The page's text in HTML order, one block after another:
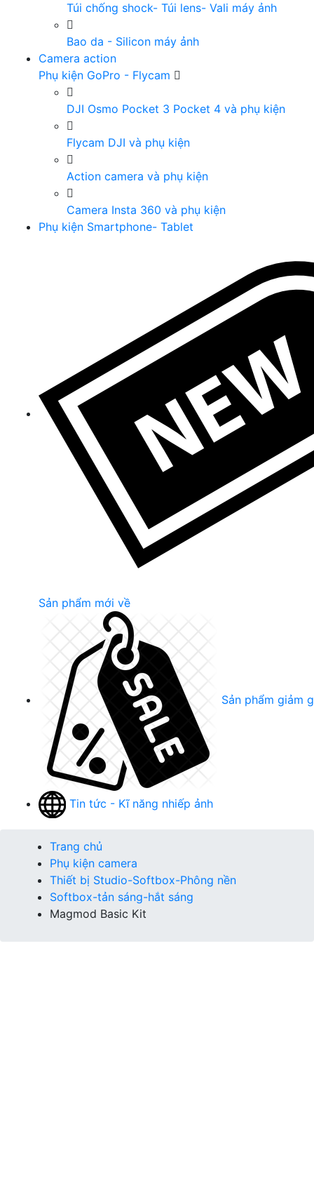
Túi chống shock- Túi lens- Vali máy ảnh
Bao da - Silicon máy ảnh
Camera action
Phụ kiện GoPro - Flycam
DJI Osmo Pocket 3 Pocket 4 và phụ kiện
Flycam DJI và phụ kiện
Action camera và phụ kiện
Camera Insta 360 và phụ kiện
Phụ kiện Smartphone- Tablet
Sản phẩm mới về
Sản phẩm giảm
Tin tức - Kĩ năng nhiếp ảnh
Trang chủ
Phụ kiện camera
Thiết bị Studio-Softbox-Phông nền
Softbox-tản sáng-hắt sáng
Magmod Basic Kit